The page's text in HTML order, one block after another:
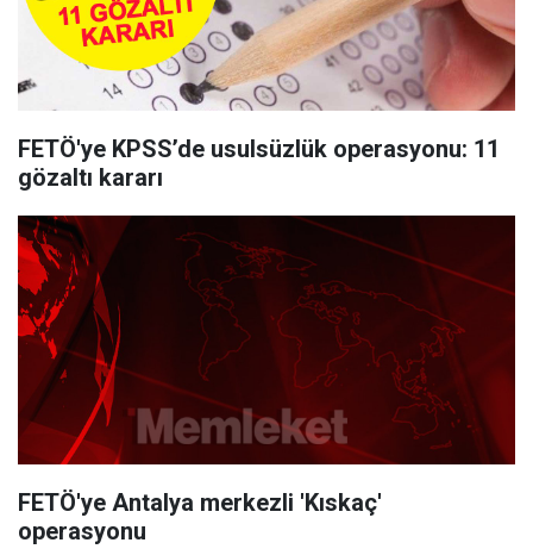
FETÖ'ye KPSS’de usulsüzlük operasyonu: 11
gözaltı kararı
FETÖ'ye Antalya merkezli 'Kıskaç'
operasyonu